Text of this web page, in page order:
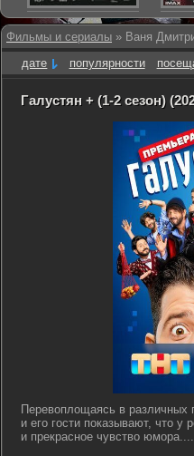
Фильмы и сериалы » Ваня
дате
популярности
Галустян + (1-2 сезон)
Перевоплощаясь в различных
и его гости показывают, что у
и прекрасное чувство юмора....